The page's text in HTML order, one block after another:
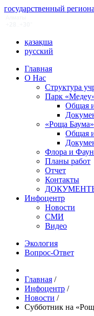
государственный
қазақша
русский
Главная
О Нас
Структура
Парк
Общая
«Роща Баума»
Общая
Флора и
Планы работ
Отчет
Контакты
Инфоцентр
Новости
СМИ
Видео
Экология
Вопрос-Ответ
Главная /
Инфоцентр /
Новости /
Субботник на